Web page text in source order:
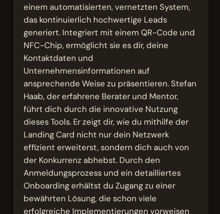
einem automatisierten, vernetzten System,
das kontinuierlich hochwertige Leads
generiert. Integriert mit einem QR-Code und
NFC-Chip, ermöglicht sie es dir, deine
Kontaktdaten und
Unternehmensinformationen auf
ansprechende Weise zu präsentieren. Stefan
Haab, der erfahrene Berater und Mentor,
führt dich durch die innovative Nutzung
dieses Tools. Er zeigt dir, wie du mithilfe der
Landing Card nicht nur dein Netzwerk
effizient erweiterst, sondern dich auch von
der Konkurrenz abhebst. Durch den
Anmeldungsprozess und ein detailliertes
Onboarding erhältst du Zugang zu einer
bewährten Lösung, die schon viele
erfolgreiche Implementierungen vorweisen